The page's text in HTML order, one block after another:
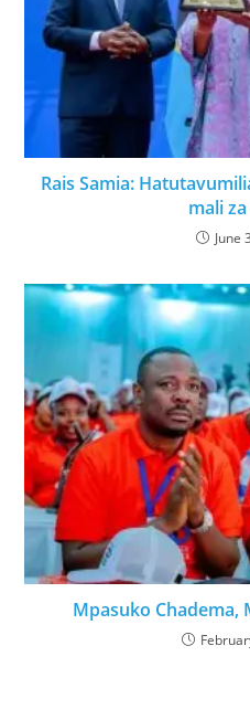
Rais Samia:
mali
June
Mpasuko Chadema,